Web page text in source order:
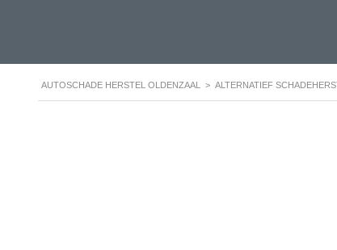
AUTOSCHADE HERSTEL OLDENZAAL > ALTERNATIEF